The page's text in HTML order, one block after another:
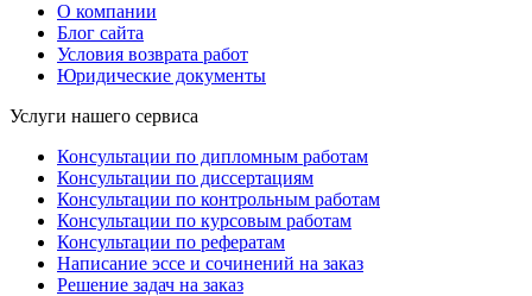
О компании
Блог сайта
Условия возврата работ
Юридические документы
Услуги нашего сервиса
Консультации по дипломным работам
Консультации по диссертациям
Консультации по контрольным работам
Консультации по курсовым работам
Консультации по рефератам
Написание эссе и сочинений на заказ
Решение задач на заказ